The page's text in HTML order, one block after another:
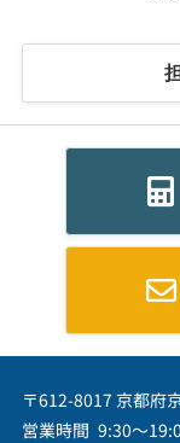
〒612-8017 京都府
営業時間 9:30～